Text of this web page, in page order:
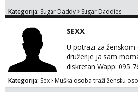
otvorena,
Kategorija: Sugar Daddy Sugar Daddies
SEXX
U potrazi za
druženje Ja sam
diskretan Wapp: 095
Kategorija: Sex Muška osoba traži žensku